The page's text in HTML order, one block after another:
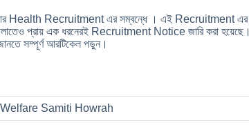
Health Recruitment এর সম্বন্ধে । এই Recruitment এর
প্রায় এক ধরনেরই Recruitment Notice জারি করা হয়েছে।
সম্পূর্ণ আরটিকেল পড়ুন।
Samiti Howrah